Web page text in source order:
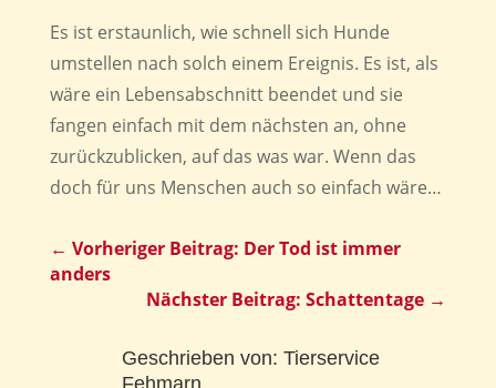
Es ist erstaunlich, wie schnell sich Hunde
umstellen nach solch einem Ereignis. Es ist, als
wäre ein Lebensabschnitt beendet und sie
fangen einfach mit dem nächsten an, ohne
zurückzublicken, auf das was war. Wenn das
doch für uns Menschen auch so einfach wäre…
← Vorheriger Beitrag: Der Tod ist immer
anders
Nächster Beitrag: Schattentage →
Geschrieben von: Tierservice
Fehmarn